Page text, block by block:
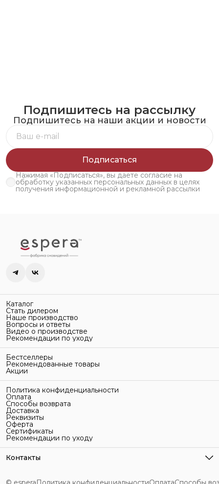
Подпишитесь на рассылку
Подпишитесь на наши акции и новости
Подписаться
Нажимая «Подписаться», вы даете согласие на
обработку указанных персональных данных в целях
получения информационной и рекламной рассылки
Каталог
Стать дилером
Наше производство
Вопросы и ответы
Видео о производстве
Рекомендации по уходу
Бестселлеры
Рекомендованные товары
Акции
Политика конфиденциальности
Оплата
Способы возврата
Доставка
Реквизиты
Оферта
Сертификаты
Рекомендации по уходу
Контакты